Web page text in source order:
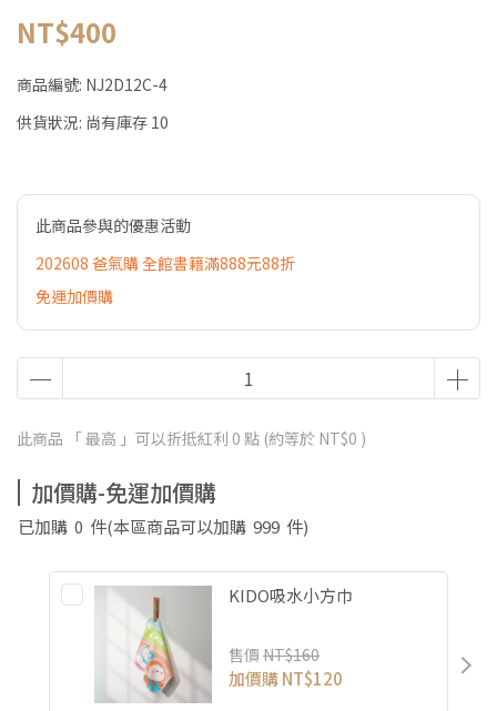
NT$400
商品編號: NJ2D12C-4
供貨狀況: 尚有庫存 10
此商品參與的優惠活動
202608 爸氣購 全館書籍滿888元88折
免運加價購
此商品 「 最高 」可以折抵紅利 0 點 (約等於 NT$0 )
加價購-免運加價購
已加購 0 件(本區商品可以加購 999 件)
KIDO吸水小方巾
售價 NT$160
加價購NT$120